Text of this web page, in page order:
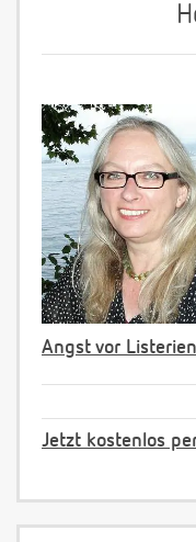
Angst vor Listerien
Jetzt kostenlos